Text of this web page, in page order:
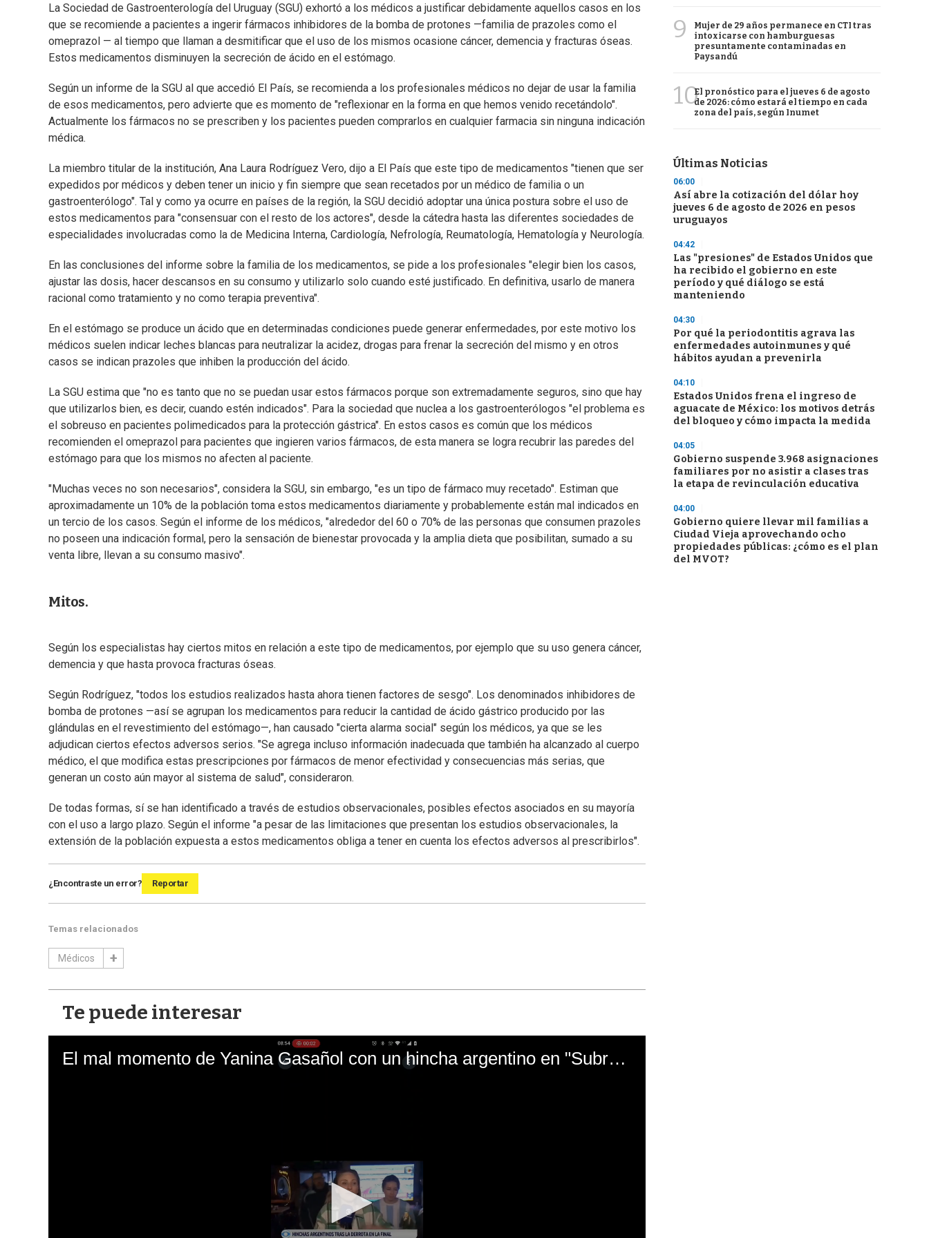
La Sociedad de Gastroenterología del Uruguay (SGU) exhortó a los médicos a justificar debidamente aquellos casos en los
que se recomiende a pacientes a ingerir fármacos inhibidores de la bomba de protones —familia de prazoles como el
omeprazol — al tiempo que llaman a desmitificar que el uso de los mismos ocasione cáncer, demencia y fracturas óseas.
Estos medicamentos disminuyen la secreción de ácido en el estómago.
Según un informe de la SGU al que accedió El País, se recomienda a los profesionales médicos no dejar de usar la familia
de esos medicamentos, pero advierte que es momento de "reflexionar en la forma en que hemos venido recetándolo".
Actualmente los fármacos no se prescriben y los pacientes pueden comprarlos en cualquier farmacia sin ninguna indicación
médica.
La miembro titular de la institución, Ana Laura Rodríguez Vero, dijo a El País que este tipo de medicamentos "tienen que ser
expedidos por médicos y deben tener un inicio y fin siempre que sean recetados por un médico de familia o un
gastroenterólogo". Tal y como ya ocurre en países de la región, la SGU decidió adoptar una única postura sobre el uso de
estos medicamentos para "consensuar con el resto de los actores", desde la cátedra hasta las diferentes sociedades de
especialidades involucradas como la de Medicina Interna, Cardiología, Nefrología, Reumatología, Hematología y Neurología.
En las conclusiones del informe sobre la familia de los medicamentos, se pide a los profesionales "elegir bien los casos,
ajustar las dosis, hacer descansos en su consumo y utilizarlo solo cuando esté justificado. En definitiva, usarlo de manera
racional como tratamiento y no como terapia preventiva".
En el estómago se produce un ácido que en determinadas condiciones puede generar enfermedades, por este motivo los
médicos suelen indicar leches blancas para neutralizar la acidez, drogas para frenar la secreción del mismo y en otros
casos se indican prazoles que inhiben la producción del ácido.
La SGU estima que "no es tanto que no se puedan usar estos fármacos porque son extremadamente seguros, sino que hay
que utilizarlos bien, es decir, cuando estén indicados". Para la sociedad que nuclea a los gastroenterólogos "el problema es
el sobreuso en pacientes polimedicados para la protección gástrica". En estos casos es común que los médicos
recomienden el omeprazol para pacientes que ingieren varios fármacos, de esta manera se logra recubrir las paredes del
estómago para que los mismos no afecten al paciente.
"Muchas veces no son necesarios", considera la SGU, sin embargo, "es un tipo de fármaco muy recetado". Estiman que
aproximadamente un 10% de la población toma estos medicamentos diariamente y probablemente están mal indicados en
un tercio de los casos. Según el informe de los médicos, "alrededor del 60 o 70% de las personas que consumen prazoles
no poseen una indicación formal, pero la sensación de bienestar provocada y la amplia dieta que posibilitan, sumado a su
venta libre, llevan a su consumo masivo".
Mitos.
Según los especialistas hay ciertos mitos en relación a este tipo de medicamentos, por ejemplo que su uso genera cáncer,
demencia y que hasta provoca fracturas óseas.
Según Rodríguez, "todos los estudios realizados hasta ahora tienen factores de sesgo". Los denominados inhibidores de
bomba de protones —así se agrupan los medicamentos para reducir la cantidad de ácido gástrico producido por las
glándulas en el revestimiento del estómago—, han causado "cierta alarma social" según los médicos, ya que se les
adjudican ciertos efectos adversos serios. "Se agrega incluso información inadecuada que también ha alcanzado al cuerpo
médico, el que modifica estas prescripciones por fármacos de menor efectividad y consecuencias más serias, que
generan un costo aún mayor al sistema de salud", consideraron.
De todas formas, sí se han identificado a través de estudios observacionales, posibles efectos asociados en su mayoría
con el uso a largo plazo. Según el informe "a pesar de las limitaciones que presentan los estudios observacionales, la
extensión de la población expuesta a estos medicamentos obliga a tener en cuenta los efectos adversos al prescribirlos".
¿Encontraste un error? Reportar
Temas relacionados
Médicos
Te puede interesar
El mal momento de Yanina Gasañol con un hincha argentino en "Subrayado"
9
Mujer de 29 años permanece en CTI tras
intoxicarse con hamburguesas
presuntamente contaminadas en
Paysandú
10El pronóstico para el jueves 6 de agosto
de 2026: cómo estará el tiempo en cada
zona del país, según Inumet
Últimas Noticias
06:00
Así abre la cotización del dólar hoy
jueves 6 de agosto de 2026 en pesos
uruguayos
04:42
Las "presiones" de Estados Unidos que
ha recibido el gobierno en este
período y qué diálogo se está
manteniendo
04:30
Por qué la periodontitis agrava las
enfermedades autoinmunes y qué
hábitos ayudan a prevenirla
04:10
Estados Unidos frena el ingreso de
aguacate de México: los motivos detrás
del bloqueo y cómo impacta la medida
04:05
Gobierno suspende 3.968 asignaciones
familiares por no asistir a clases tras
la etapa de revinculación educativa
04:00
Gobierno quiere llevar mil familias a
Ciudad Vieja aprovechando ocho
propiedades públicas: ¿cómo es el plan
del MVOT?